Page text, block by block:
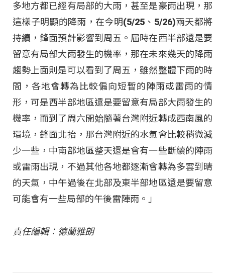
多地方都已經有局部的大雨，甚至是豪雨出現，那
這樣子明顯的降雨，在今明(5/25、5/26)兩天都將
持續，鋒面預計影響到周五。屆時在西半部還是要
留意有局部大雨發生的機率，那在未來幾天的降雨
趨勢上面則是可以看到了周五，雖然整體下雨的時
間，各地會轉為比較偏向短暫的陣雨或雷雨的情
形，可是西半部地區還是要留意有局部大雨發生的
機率，而到了周六開始隨著台灣附近轉成西南風的
環境，鋒面北抬，那台灣附近的水氣會比較稍微減
少一些，中南部地區整天還是會有一些斷續的陣雨
或雷雨出現，不過其他各地都逐漸會轉為多雲到晴
的天氣，中午過後在北部及東半部地區還是要留意
可能會有一些局部的午後雷陣雨。」
責任編輯：德蘭雅朗